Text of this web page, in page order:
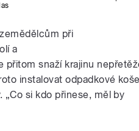
při
a
přitom snaží krajinu
instalovat odpadkové
„Co si kdo přinese, měl by